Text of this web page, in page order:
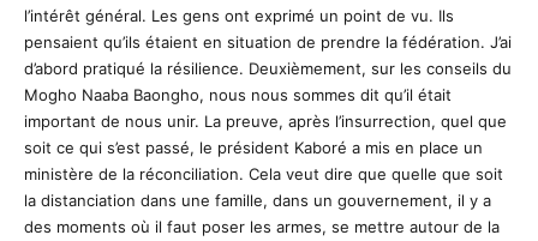
l’intérêt général. Les gens ont exprimé un point de vu. Ils
pensaient qu’ils étaient en situation de prendre la fédération. J’ai
d’abord pratiqué la résilience. Deuxièmement, sur les conseils du
Mogho Naaba Baongho, nous nous sommes dit qu’il était
important de nous unir. La preuve, après l’insurrection, quel que
soit ce qui s’est passé, le président Kaboré a mis en place un
ministère de la réconciliation. Cela veut dire que quelle que soit
la distanciation dans une famille, dans un gouvernement, il y a
des moments où il faut poser les armes, se mettre autour de la